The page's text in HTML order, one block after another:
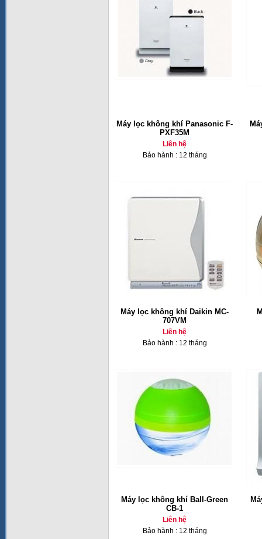
Máy lọc không khí Panasonic F-
PXF35M
Liên hệ
Bảo hành : 12 tháng
Máy lọc không khí Daikin MC-
707VM
Liên hệ
Bảo hành : 12 tháng
Máy lọc không khí Ball-Green
CB-1
Liên hệ
Bảo hành : 12 tháng